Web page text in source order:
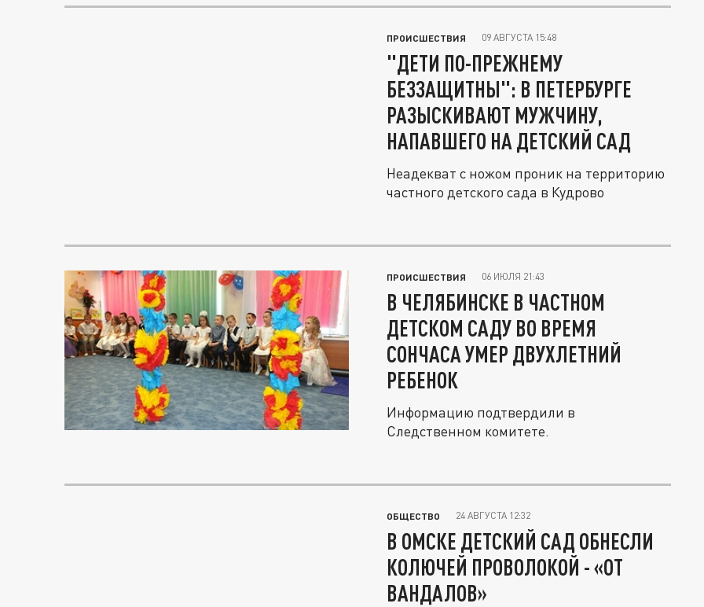
ПРОИСШЕСТВИЯ 09 АВГУСТА 15:48
"ДЕТИ ПО-ПРЕЖНЕМУ
БЕЗЗАЩИТНЫ": В ПЕТЕРБУРГЕ
РАЗЫСКИВАЮТ МУЖЧИНУ,
НАПАВШЕГО НА ДЕТСКИЙ САД
Неадекват с ножом проник на территорию
частного детского сада в Кудрово
ПРОИСШЕСТВИЯ 06 ИЮЛЯ 21:43
В ЧЕЛЯБИНСКЕ В ЧАСТНОМ
ДЕТСКОМ САДУ ВО ВРЕМЯ
СОНЧАСА УМЕР ДВУХЛЕТНИЙ
РЕБЕНОК
Информацию подтвердили в
Следственном комитете.
ОБЩЕСТВО 24 АВГУСТА 12:32
В ОМСКЕ ДЕТСКИЙ САД ОБНЕСЛИ
КОЛЮЧЕЙ ПРОВОЛОКОЙ - «ОТ
ВАНДАЛОВ»